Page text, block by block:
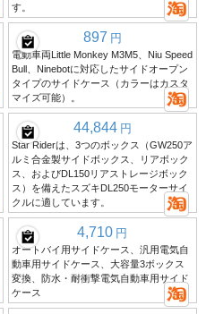
す。
897 円
電動車両Little Monkey M3M5、Niu Speed
Bull、Ninebotに対応したサイドオープン
タイプのサイドケース（カラーはカスタ
マイズ可能）。
44,844 円
Star Riderは、3つのボックス（GW250ア
ルミ合金製サイドボックス、リアボック
ス、およびDL150リアストレージボック
ス）を備えたスズキDL250モーターサイ
クルに適しています。
4,710 円
オートバイ用サイドケース、汎用電気自
動車用サイドケース、大容量3ボックス
変換、防水・耐衝撃電気自動車用サイド
ケース